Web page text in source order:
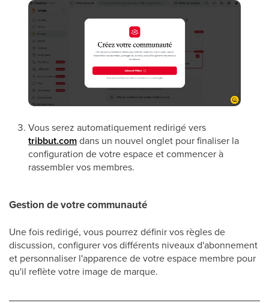
Vous serez automatiquement redirigé vers
tribbut.comdans un nouvel onglet pour finaliser la
configuration de votre espace et commencer à
rassembler vos membres.
Gestion de votre communauté
Une fois redirigé, vous pourrez définir vos règles de
discussion, configurer vos différents niveaux d'abonnement
et personnaliser l'apparence de votre espace membre pour
qu'il reflète votre image de marque.